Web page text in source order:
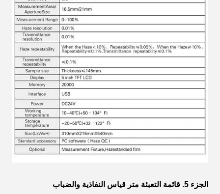
الجزء 5. قائمة التعبئة متر قياس النفاذية والضباب